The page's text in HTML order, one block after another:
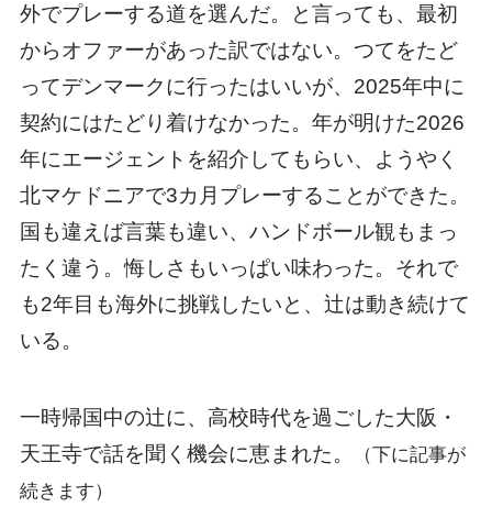
外でプレーする道を選んだ。と言っても、最初
からオファーがあった訳ではない。つてをたど
ってデンマークに行ったはいいが、2025年中に
契約にはたどり着けなかった。年が明けた2026
年にエージェントを紹介してもらい、ようやく
北マケドニアで3カ月プレーすることができた。
国も違えば言葉も違い、ハンドボール観もまっ
たく違う。悔しさもいっぱい味わった。それで
も2年目も海外に挑戦したいと、辻は動き続けて
いる。
一時帰国中の辻に、高校時代を過ごした大阪・
天王寺で話を聞く機会に恵まれた。
（下に記事が
続きます）